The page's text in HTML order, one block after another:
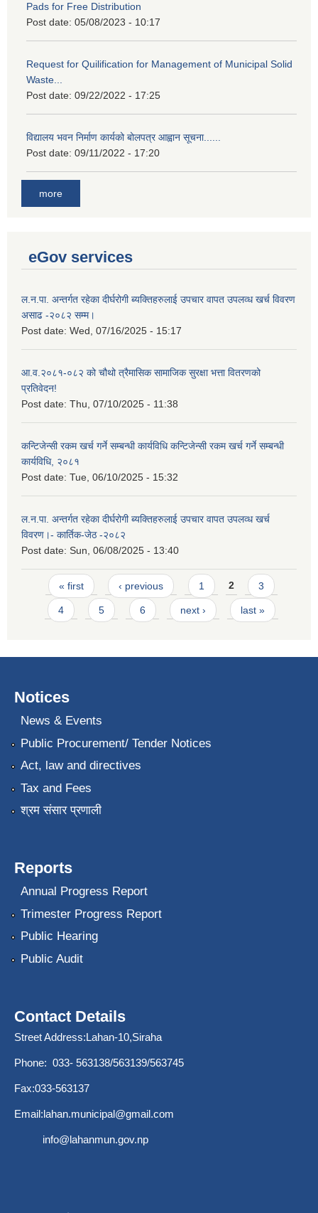
Pads for Free Distribution
Post date: 05/08/2023 - 10:17
Request for Quilification for Management of Municipal Solid
Waste...
Post date: 09/22/2022 - 17:25
विद्यालय भवन निर्माण कार्यको बोलपत्र आह्वान सूचना......
Post date: 09/11/2022 - 17:20
more
eGov services
ल.न.पा. अन्तर्गत रहेका दीर्घरोगी ब्यक्तिहरुलाई उपचार वापत उपलव्ध खर्च विवरण
असाढ -२०८२ सम्म।
Post date: Wed, 07/16/2025 - 15:17
आ.व.२०८१-०८२ को चौथो त्रैमासिक सामाजिक सुरक्षा भत्ता वितरणको
प्रतिवेदन!
Post date: Thu, 07/10/2025 - 11:38
कन्टिजेन्सी रकम खर्च गर्ने सम्बन्धी कार्यविधि कन्टिजेन्सी रकम खर्च गर्ने सम्बन्धी
कार्यविधि, २०८१
Post date: Tue, 06/10/2025 - 15:32
ल.न.पा. अन्तर्गत रहेका दीर्घरोगी ब्यक्तिहरुलाई उपचार वापत उपलव्ध खर्च
विवरण।- कार्तिक-जेठ -२०८२
Post date: Sun, 06/08/2025 - 13:40
Pages
« first ‹ previous 1 2 3
4 5 6 next › last »
Notices
News & Events
Public Procurement/ Tender Notices
Act, law and directives
Tax and Fees
श्रम संसार प्रणाली
Reports
Annual Progress Report
Trimester Progress Report
Public Hearing
Public Audit
Contact Details
Street Address:Lahan-10,Siraha
Phone: 033- 563138/563139/563745
Fax:033-563137
Email:lahan.municipal@gmail.com
info@lahanmun.gov.np